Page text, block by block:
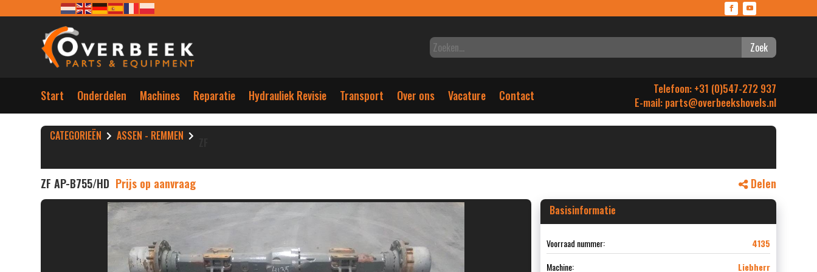
Zoek
Start Onderdelen Machines Reparatie Hydrauliek Revisie Transport Over ons Vacature Contact
Telefoon: +31 (0)547-272 937
E-mail: parts@overbeekshovels.nl
CATEGORIEËN ASSEN - REMMEN
ZF AP-B755/HD Prijs op aanvraag Delen
Basisinformatie
Voorraad nummer:
4135
Machine:
Liebherr